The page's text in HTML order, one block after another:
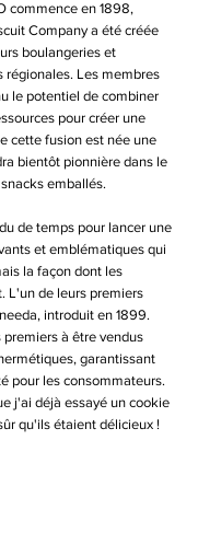
commence en 1898,
Company a été créée
boulangeries et
régionales. Les membres
le potentiel de combiner
pour créer une
cette fusion est née une
bientôt pionnière dans le
emballés.
de temps pour lancer une
et emblématiques qui
la façon dont les
L'un de leurs premiers
introduit en 1899.
à être vendus
garantissant
pour les consommateurs.
j'ai déjà essayé un cookie
qu'ils étaient délicieux !